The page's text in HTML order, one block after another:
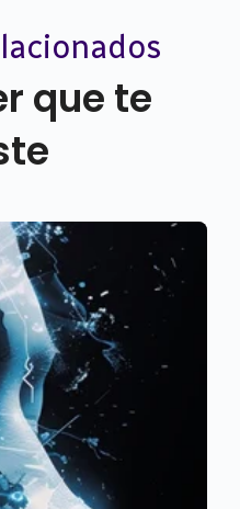
que te